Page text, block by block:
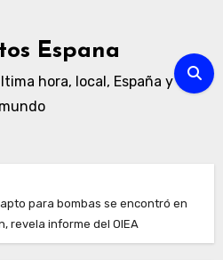
Espana
hora, local, España y
para bombas se encontró en
revela informe del OIEA